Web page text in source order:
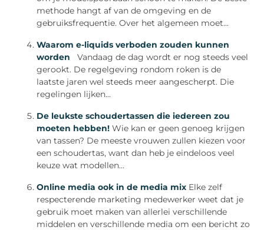
methode hangt af van de omgeving en de
gebruiksfrequentie. Over het algemeen moet...
Waarom e-liquids verboden zouden kunnen
worden
Vandaag de dag wordt er nog steeds veel
gerookt. De regelgeving rondom roken is de
laatste jaren wel steeds meer aangescherpt. Die
regelingen lijken...
De leukste schoudertassen die iedereen zou
moeten hebben! Wie kan er geen genoeg krijgen
van tassen? De meeste vrouwen zullen kiezen voor
een schoudertas, want dan heb je eindeloos veel
keuze wat modellen...
Online media ook in de media mix Elke zelf
respecterende marketing medewerker weet dat je
gebruik moet maken van allerlei verschillende
middelen en verschillende media om een bericht zo